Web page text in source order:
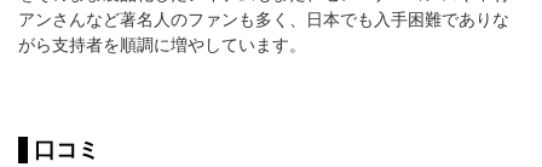
アンさんなど著名人のファンも多く、日本でも入手困難でありな
がら支持者を順調に増やしています。
口コミ